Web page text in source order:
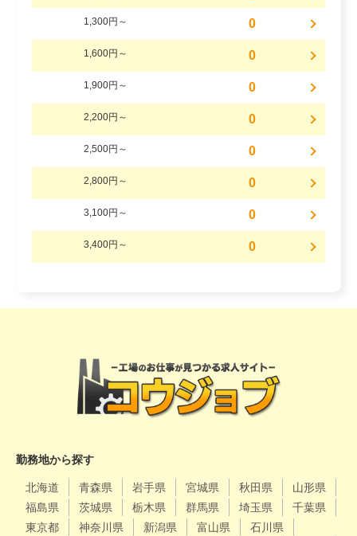
1,300円～ 0
1,600円～ 0
1,900円～ 0
2,200円～ 0
2,500円～ 0
2,800円～ 0
3,100円～ 0
3,400円～ 0
勤務地から探す
北海道 青森県 岩手県 宮城県 秋田県
山形県
福島県
茨城県 栃木県 群馬県 埼玉県
千葉県
東京都
神奈川県 新潟県 富山県
石川県